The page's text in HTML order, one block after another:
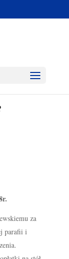
za
parafii i